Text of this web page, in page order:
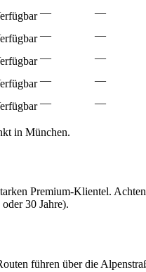
—
—
—
—
—
—
—
—
— —
in München.
Premium-Klientel.
30 Jahre).
führen über die